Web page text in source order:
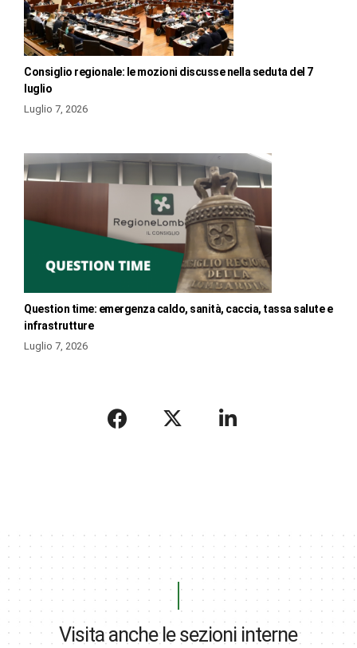
Consiglio regionale: le mozioni discusse nella seduta del 7
luglio
Luglio 7, 2026
Question time: emergenza caldo, sanità, caccia, tassa salute e
infrastrutture
Luglio 7, 2026
Visita anche le sezioni interne